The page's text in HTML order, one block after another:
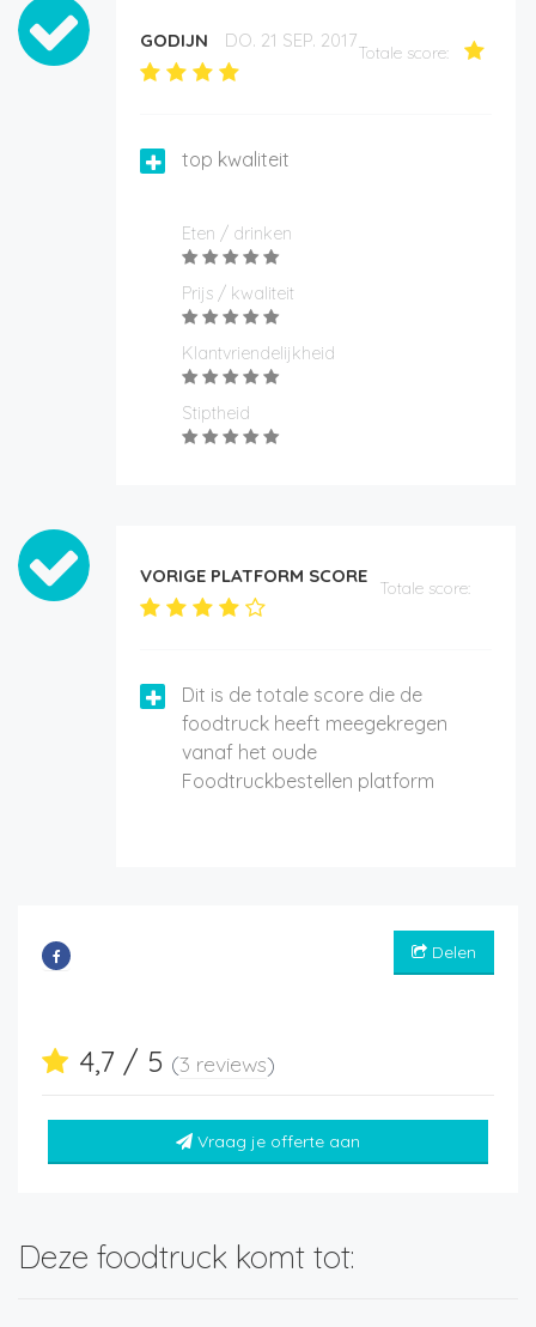
GODIJN DO. 21 SEP. 2017
Totale score:
top kwaliteit
Eten / drinken
Prijs / kwaliteit
Klantvriendelijkheid
Stiptheid
VORIGE PLATFORM SCORE
Totale score:
Dit is de totale score die de
foodtruck heeft meegekregen
vanaf het oude
Foodtruckbestellen platform
Delen
4,7 / 5 (3 reviews)
Vraag je offerte aan
Deze foodtruck komt tot: